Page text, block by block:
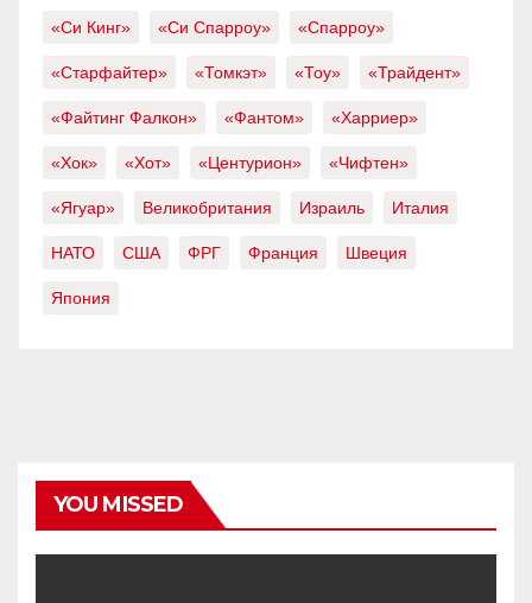
«Си Кинг» «Си Спарроу» «Спарроу»
«Старфайтер» «Томкэт» «Тоу» «Трайдент»
«Файтинг Фалкон» «Фантом» «Харриер»
«Хок» «Хот» «Центурион» «Чифтен»
«Ягуар» Великобритания Израиль Италия
НАТО США ФРГ Франция Швеция
Япония
YOU MISSED